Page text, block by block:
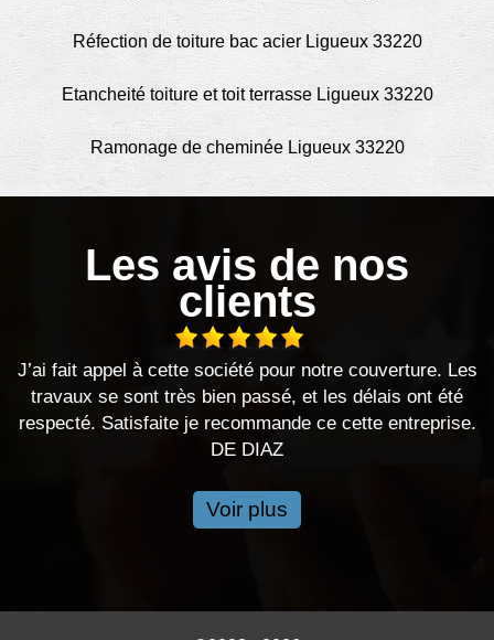
Réfection de toiture bac acier Ligueux 33220
Etancheité toiture et toit terrasse Ligueux 33220
Ramonage de cheminée Ligueux 33220
Les avis de nos
clients
pour notre couverture. Les
passé, et les délais ont été
ce cette entreprise.
Je
DE
Voir plus